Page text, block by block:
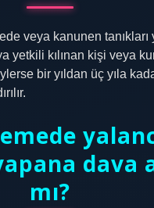
veya kanunen tanıkları
yetkili kılınan kişi veya
bir yıldan üç yıla
dava
mı?